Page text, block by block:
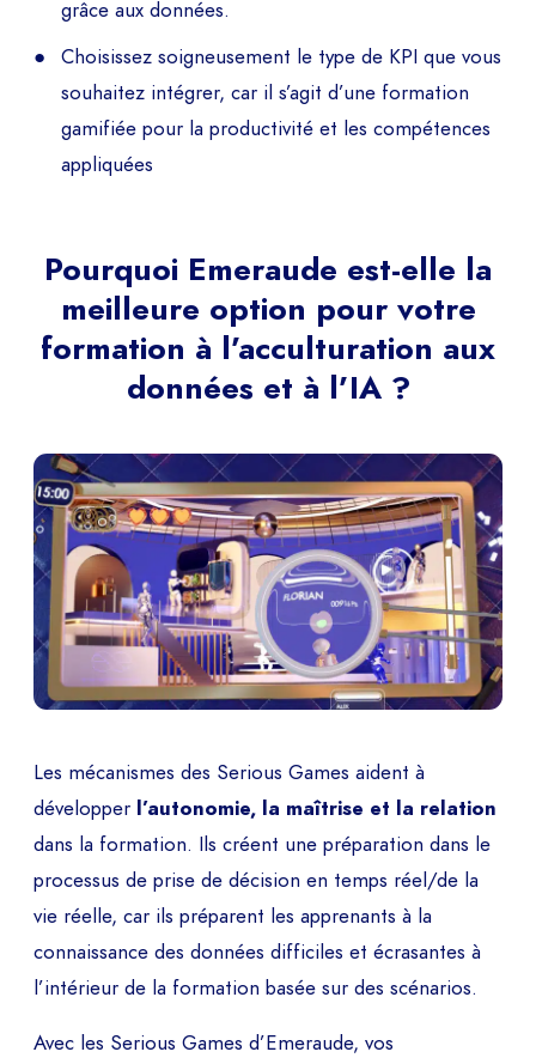
grâce aux données.
Choisissez soigneusement le type de KPI que vous
souhaitez intégrer, car il s’agit d’une formation
gamifiée pour la productivité et les compétences
appliquées
Pourquoi Emeraude est-elle la
meilleure option pour votre
formation à l’acculturation aux
données et à l’IA ?
Les mécanismes des Serious Games aident à
développer l’autonomie, la maîtrise et la relation
dans la formation. Ils créent une préparation dans le
processus de prise de décision en temps réel/de la
vie réelle, car ils préparent les apprenants à la
connaissance des données difficiles et écrasantes à
l’intérieur de la formation basée sur des scénarios.
Avec les Serious Games d’Emeraude, vos